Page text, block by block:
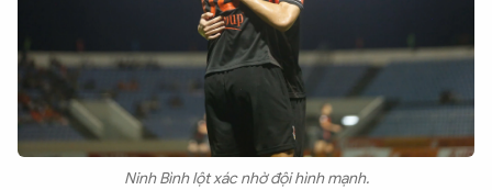
Ninh Bình lột xác nhờ đội hình mạnh.